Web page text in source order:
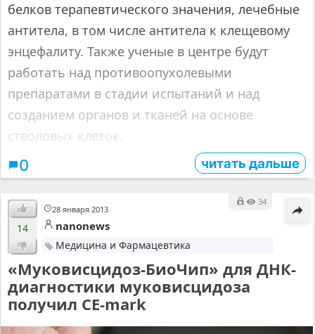
белков терапевтического значения, лечебные
антитела, в том числе антитела к клещевому
энцефалиту. Также ученые в центре будут
работать над противоопухолевыми
препаратами в стадии испытаний и над
созданием органов и тканей на основе
стволовых клеток.
0 читать дальше
28 января 2013
34
14 nanonews
Медицина и Фармацевтика
«Муковисцидоз-БиоЧип» для ДНК-
диагностики муковисцидоза
получил CE-mark